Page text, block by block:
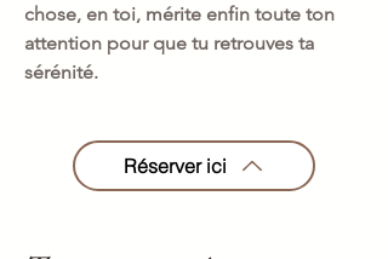
chose, en toi, mérite enfin toute ton
attention pour que tu retrouves ta
sérénité.
Réserver ici